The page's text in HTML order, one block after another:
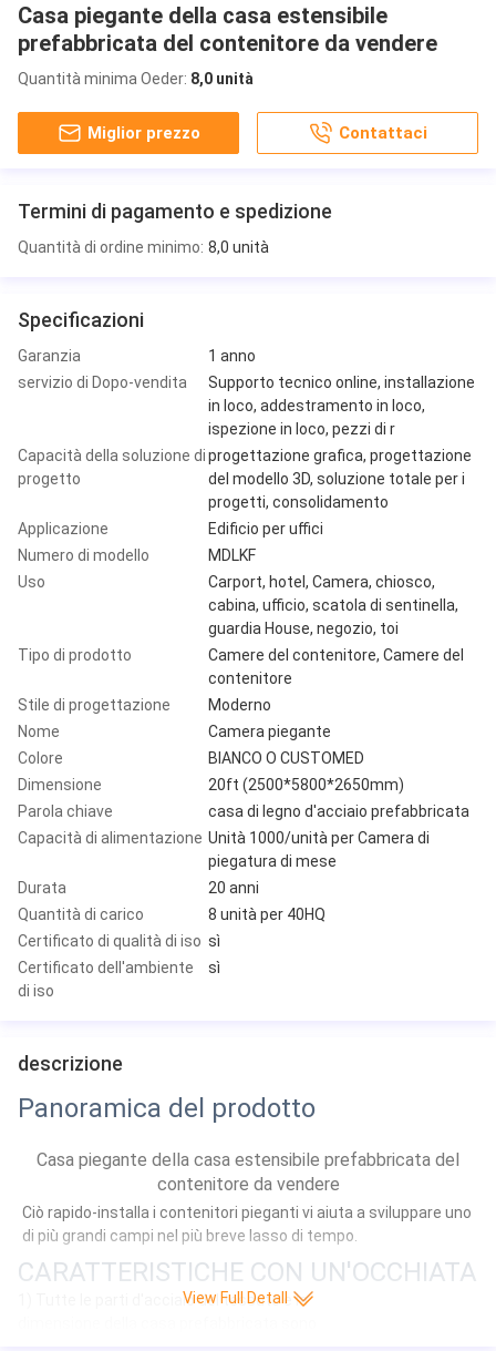
Casa piegante della casa estensibile
prefabbricata del contenitore da vendere
Quantità minima Oeder: 8,0 unità
Miglior prezzo Contattaci
Termini di pagamento e spedizione
Quantità di ordine minimo: 8,0 unità
Specificazioni
Garanzia
1 anno
servizio di Dopo-vendita
Supporto tecnico online, installazione
in loco, addestramento in loco,
ispezione in loco, pezzi di r
Capacità della soluzione di
progetto
progettazione grafica, progettazione
del modello 3D, soluzione totale per i
progetti, consolidamento
Applicazione
Edificio per uffici
Numero di modello
MDLKF
Uso
Carport, hotel, Camera, chiosco,
cabina, ufficio, scatola di sentinella,
guardia House, negozio, toi
Tipo di prodotto
Camere del contenitore, Camere del
contenitore
Stile di progettazione
Moderno
Nome
Camera piegante
Colore
BIANCO O CUSTOMED
Dimensione
20ft (2500*5800*2650mm)
Parola chiave
casa di legno d'acciaio prefabbricata
Capacità di alimentazione Unità 1000/unità per Camera di
piegatura di mese
Durata
20 anni
Quantità di carico
8 unità per 40HQ
Certificato di qualità di iso sì
Certificato dell'ambiente
di iso
sì
descrizione
Panoramica del prodotto
Casa piegante della casa estensibile prefabbricata del
contenitore da vendere
Ciò rapido-installa i contenitori pieganti vi aiuta a sviluppare uno
di più grandi campi nel più breve lasso di tempo.
CARATTERISTICHE CON UN'OCCHIATA
Tutte le parti d'acciaio del tessuto e la
View Full Detall